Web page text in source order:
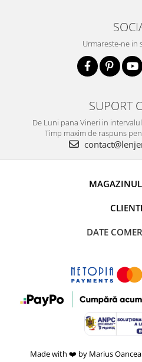
Urmareste-ne in
SUPORT
De Luni pana Vineri in
Timp maxim de raspuns
CLIENTI
DATE
Made with ❤️ by Marius Oancea